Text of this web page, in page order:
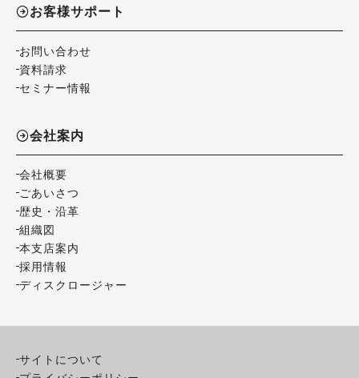
お客様サポート
お問い合わせ
資料請求
セミナー情報
会社案内
会社概要
ごあいさつ
歴史・沿革
組織図
本支店案内
採用情報
ディスクロージャー
サイトについて